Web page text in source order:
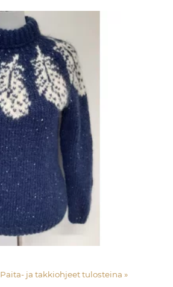
Paita- ja takkiohjeet tulosteina ‪»